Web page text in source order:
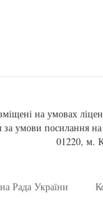
на умовах
за умови посилання на
01220, м.
Рада України